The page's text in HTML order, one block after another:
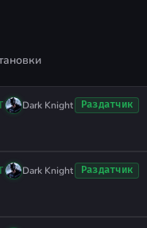
Dark Knight Раздатчик
Dark Knight Раздатчик